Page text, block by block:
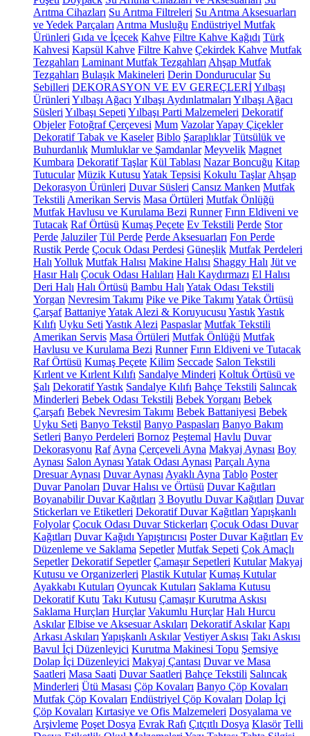
Arıtma Cihazları Su Arıtma Filtreleri Su Arıtma Aksesuarları
ve Yedek Parçaları Arıtma Musluğu Endüstriyel Mutfak
Ürünleri Gıda ve İçecek Kahve Filtre Kahve Kağıdı Türk
Kahvesi Kapsül Kahve Filtre Kahve Çekirdek Kahve Mutfak
Tezgahları Laminant Mutfak Tezgahları Ahşap Mutfak
Tezgahları Bulaşık Makineleri Derin Dondurucular Su
Sebilleri DEKORASYON VE EV GEREÇLERİYılbaşı
Ürünleri Yılbaşı Ağacı Yılbaşı Aydınlatmaları Yılbaşı Ağacı
Süsleri Yılbaşı Sepeti Yılbaşı Parti Malzemeleri Dekoratif
Objeler Fotoğraf Çerçevesi Mum VazolarYapay Çiçekler
Dekoratif Tabak ve Kaseler Biblo Şaraplıklar Tütsülük ve
Buhurdanlık Mumluklar ve Şamdanlar Meyvelik Magnet
Kumbara Dekoratif Taşlar Kül Tablası Nazar Boncuğu Kitap
Tutucular Müzik Kutusu Yatak Tepsisi Kokulu Taşlar Ahşap
Dekorasyon Ürünleri Duvar Süsleri Cansız Manken Mutfak
Tekstili Amerikan Servis Masa Örtüleri Mutfak Önlüğü
Mutfak Havlusu ve Kurulama Bezi Runner Fırın Eldiveni ve
Tutacak Raf Örtüsü Kumaş Peçete Ev Tekstili Perde Stor
Perde Jaluziler Tül Perde Perde Aksesuarları Fon Perde
Rustik Perde Çocuk Odası Perdesi Güneşlik Mutfak Perdeleri
Halı Yolluk Mutfak Halısı Makine Halısı Shaggy Halı Jüt ve
Hasır Halı Çocuk Odası Halıları Halı Kaydırmazı El Halısı
Deri Halı Halı Örtüsü Bambu Halı Yatak Odası Tekstili
Yorgan Nevresim Takımı Pike ve Pike Takımı Yatak Örtüsü
Çarşaf BattaniyeYatak Alezi & Koruyucusu YastıkYastık
Kılıfı Uyku Seti Yastık Alezi Paspaslar Mutfak Tekstili
Amerikan Servis Masa Örtüleri Mutfak Önlüğü Mutfak
Havlusu ve Kurulama Bezi Runner Fırın Eldiveni ve Tutacak
Raf Örtüsü Kumaş Peçete Kilim Seccade Salon Tekstili
Kırlent ve Kırlent Kılıfı Sandalye Minderi Koltuk Örtüsü ve
Şalı Dekoratif Yastık Sandalye Kılıfı Bahçe Tekstili Salıncak
Minderleri Bebek Odası Tekstili Bebek Yorganı Bebek
Çarşafı Bebek Nevresim Takımı Bebek Battaniyesi Bebek
Uyku Seti Banyo Tekstil Banyo Paspasları Banyo Bakım
Setleri Banyo Perdeleri Bornoz Peştemal Havlu Duvar
Dekorasyonu Raf Ayna Çerçeveli Ayna Makyaj Aynası Boy
Aynası Salon Aynası Yatak Odası Aynası Parçalı Ayna
Dresuar Aynası Duvar Aynası Ayaklı Ayna Tablo Poster
Duvar Panoları Duvar Halısı ve Örtüsü Duvar Kağıtları
Boyanabilir Duvar Kağıtları 3 Boyutlu Duvar Kağıtları Duvar
Stickerları ve Etiketleri Dekoratif Duvar Kağıtları Yapışkanlı
Folyolar Çocuk Odası Duvar Stickerları Çocuk Odası Duvar
Kağıtları Duvar Kağıdı Yapıştırıcısı Poster Duvar Kağıtları Ev
Düzenleme ve Saklama Sepetler Mutfak Sepeti Çok Amaçlı
Sepetler Dekoratif Sepetler Çamaşır Sepetleri Kutular Makyaj
Kutusu ve Organizerleri Plastik Kutular Kumaş Kutular
Ayakkabı Kutuları Oyuncak Kutuları Saklama Kutusu
Dekoratif Kutu Takı Kutusu Çamaşır Kurutma Askısı
Saklama Hurçları Hurçlar Vakumlu Hurçlar Halı Hurcu
Askılar Elbise ve Aksesuar Askıları Dekoratif Askılar Kapı
Arkası Askıları Yapışkanlı Askılar Vestiyer Askısı Takı Askısı
Bavul İçi Düzenleyici Kurutma Makinesi Topu Şemsiye
Dolap İçi Düzenleyici Makyaj Çantası Duvar ve Masa
Saatleri Masa Saati Duvar Saatleri Bahçe Tekstili Salıncak
Minderleri Ütü Masası Çöp Kovaları Banyo Çöp Kovaları
Mutfak Çöp Kovaları Endüstriyel Çöp Kovaları Dolap İçi
Çöp Kovaları Kırtasiye ve Ofis Malzemeleri Dosyalama ve
Arşivleme Poşet Dosya Evrak Rafı Çıtçıtlı Dosya Klasör Telli